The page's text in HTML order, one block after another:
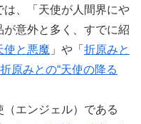
は、「天使が人間界にや
意外と多く、すでに紹
使と悪魔 」や「 折原みと
折原みとの“天使の降る
エンジェル）である